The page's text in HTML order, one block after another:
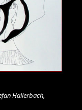
Hallerbach,